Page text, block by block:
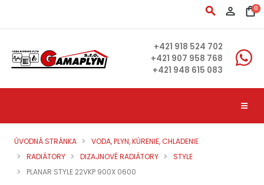
search person_outline shopping_bag0
+421 918 524 702
+421 907 958 768
+421 948 615 083
ÚVODNÁ STRÁNKA
VODA, PLYN, KÚRENIE, CHLADENIE
RADIÁTORY
DIZAJNOVÉ RADIÁTORY
STYLE
PLANAR STYLE 22VKP 900X 0600